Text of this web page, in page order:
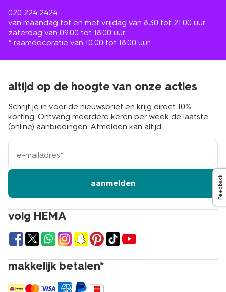
020 224 2424
van maandag tot en met vrijdag van 8.30 tot 21.00 uur
zaterdag van 09.00 tot 18.00 uur
* raamdecoratie van 10.00 tot 18.00 uur
volg HEMA
makkelijk betalen*
altijd op de hoogte van onze acties
Schrijf je in voor de nieuwsbrief en krijg direct 10%
korting. Ontvang meerdere keren per week de laatste
(online) aanbiedingen. Afmelden kan altijd.
e-
mailadres
aanmelden Feedback